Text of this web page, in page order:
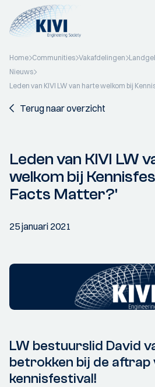
Home Communities Vakafdelingen
Nieuws
Leden van KIVI LW van harte welkom bij
Terug naar overzicht
Leden van KIVI LW
welkom bij
Facts Matter?'
25 januari 2021
LW bestuurslid David
betrokken bij de aftrap
kennisfestival!